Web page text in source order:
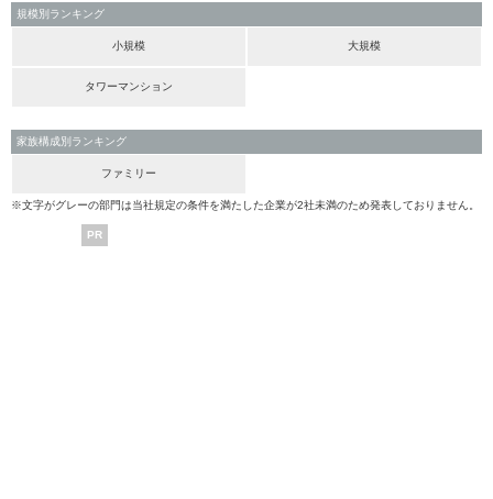
規模別ランキング
小規模 大規模
タワーマンション
家族構成別ランキング
ファミリー
※文字がグレーの部門は当社規定の条件を満たした企業が2社未満のため発表しておりません。
PR